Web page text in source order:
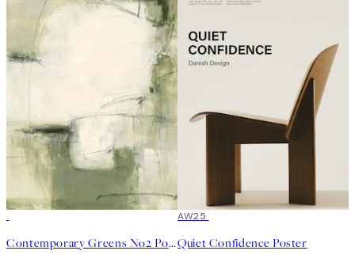
Contemporary Greens No2 Poster
50%*
AW25
Quiet Confidence Poster